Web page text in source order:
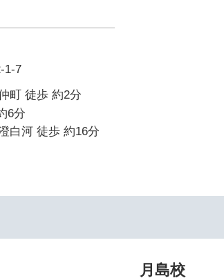
1-7
町 徒歩 約2分
6分
白河 徒歩 約16分
月島校